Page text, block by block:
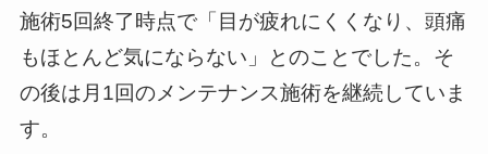
施術5回終了時点で「目が疲れにくくなり、頭痛
もほとんど気にならない」とのことでした。そ
の後は月1回のメンテナンス施術を継続していま
す。